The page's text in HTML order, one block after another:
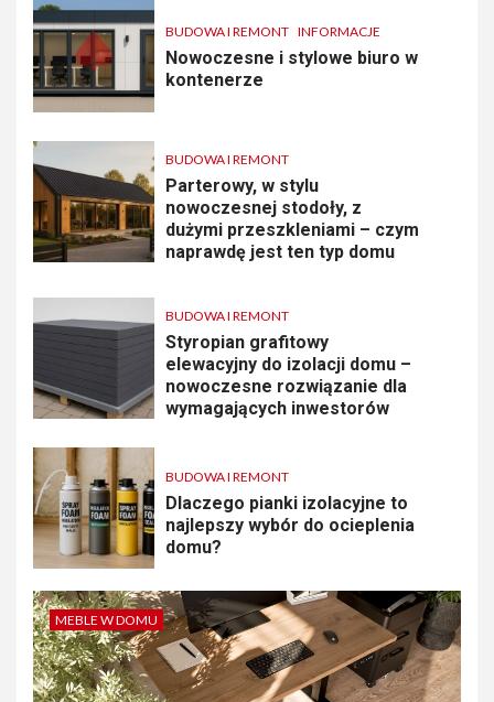
BUDOWA I REMONT INFORMACJE
Nowoczesne i stylowe biuro w
kontenerze
BUDOWA I REMONT
Parterowy, w stylu
nowoczesnej stodoły, z
dużymi przeszkleniami – czym
naprawdę jest ten typ domu
BUDOWA I REMONT
Styropian grafitowy
elewacyjny do izolacji domu –
nowoczesne rozwiązanie dla
wymagających inwestorów
BUDOWA I REMONT
Dlaczego pianki izolacyjne to
najlepszy wybór do ocieplenia
domu?
MEBLE W DOMU